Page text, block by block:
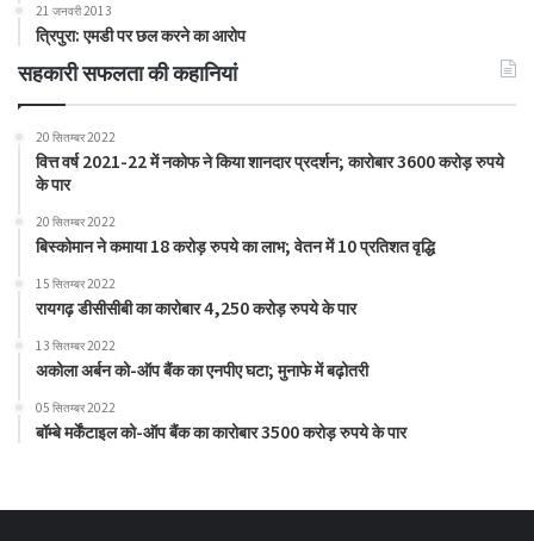
21 जनवरी 2013
त्रिपुरा: एमडी पर छल करने का आरोप
सहकारी सफलता की कहानियां
20 सितम्बर 2022
वित्त वर्ष 2021-22 में नकोफ ने किया शानदार प्रदर्शन; कारोबार 3600 करोड़ रुपये
के पार
20 सितम्बर 2022
बिस्कोमान ने कमाया 18 करोड़ रुपये का लाभ; वेतन में 10 प्रतिशत वृद्धि
15 सितम्बर 2022
रायगढ़ डीसीसीबी का कारोबार 4,250 करोड़ रुपये के पार
13 सितम्बर 2022
अकोला अर्बन को-ऑप बैंक का एनपीए घटा; मुनाफे में बढ़ोतरी
05 सितम्बर 2022
बॉम्बे मर्केंटाइल को-ऑप बैंक का कारोबार 3500 करोड़ रुपये के पार